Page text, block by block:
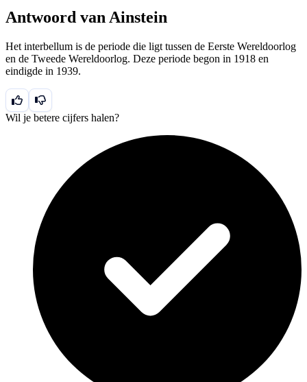
Antwoord van Ainstein
Het interbellum is de periode die ligt tussen de Eerste Wereldoorlog
en de Tweede Wereldoorlog. Deze periode begon in 1918 en
eindigde in 1939.
Wil je betere cijfers halen?